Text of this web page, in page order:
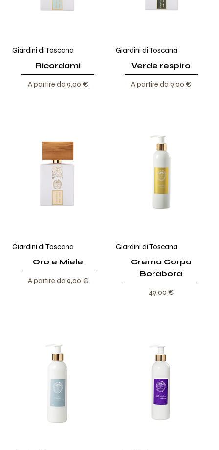
Giardini di Toscana
Ricordami
A partire da 9,00 €
Prezzo scontato
Giardini di Toscana
Verde respiro
A partire da9,00 €
Prezzo scontato
Giardini di Toscana
Oro e Miele
A partire da 9,00 €
Prezzo scontato
Giardini di Toscana
Crema Corpo
Borabora
Prezzo
49,00 €